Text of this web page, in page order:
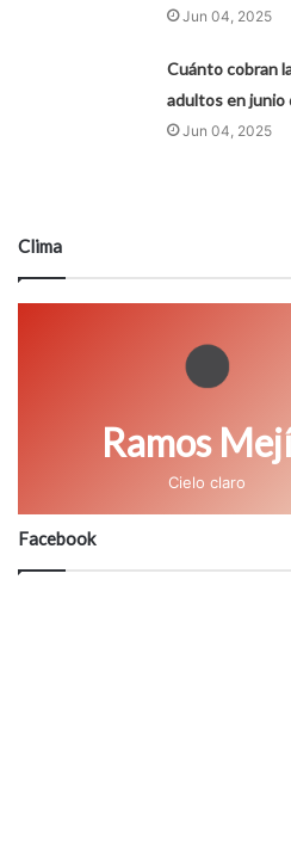
Jun 04, 2025
Cuánto cobran
adultos en junio
Jun 04, 2025
Clima
Ramos
Cielo claro
Facebook